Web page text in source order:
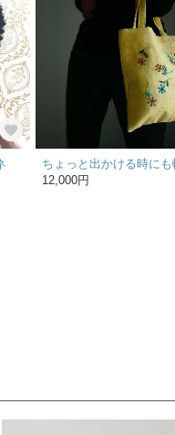
12,000円